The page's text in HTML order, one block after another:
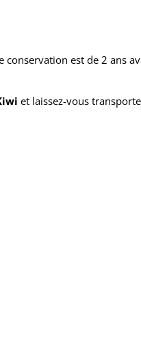
est de 2 ans
et laissez-vous